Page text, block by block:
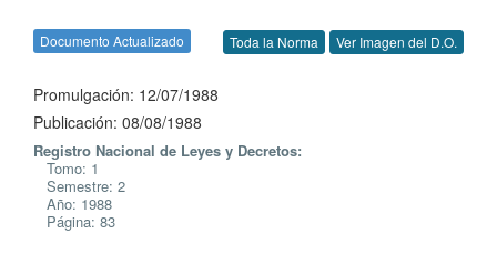
Documento Actualizado Toda la Norma Ver Imagen del D.O.
Promulgación: 12/07/1988
Publicación: 08/08/1988
Registro Nacional de Leyes y Decretos:
Tomo: 1
Semestre: 2
Año: 1988
Página: 83